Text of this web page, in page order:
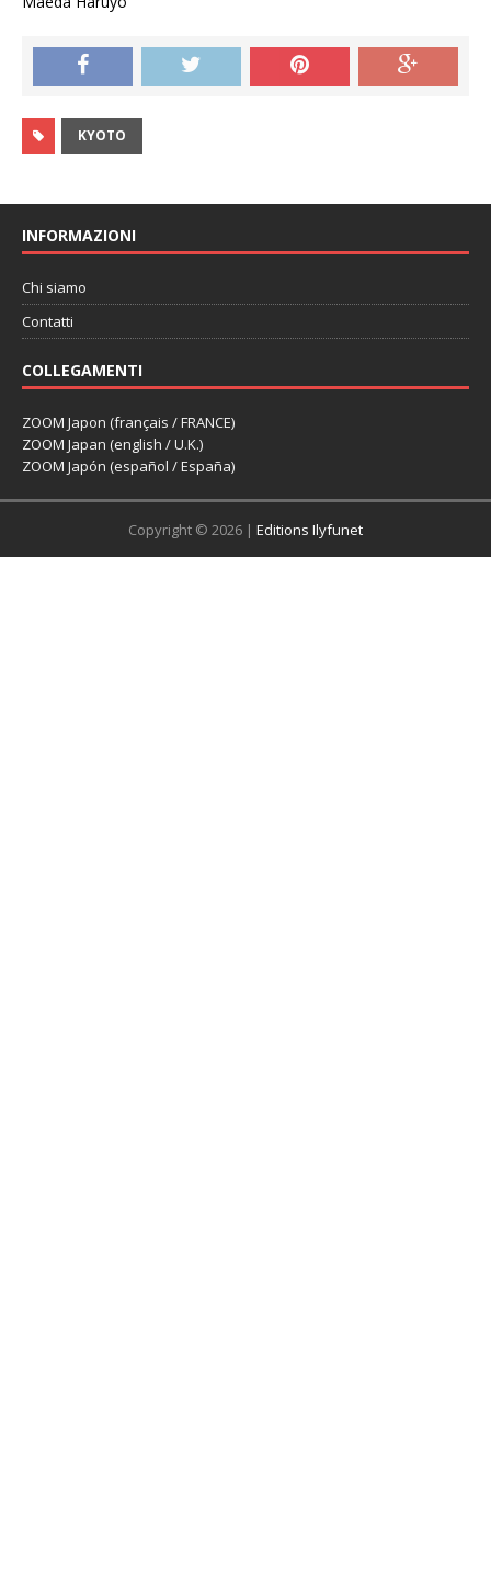
KYOTO
INFORMAZIONI
Chi siamo
Contatti
COLLEGAMENTI
ZOOM Japon (français / FRANCE)
ZOOM Japan (english / U.K.)
ZOOM Japón (español / España)
Copyright © 2026 | Editions Ilyfunet